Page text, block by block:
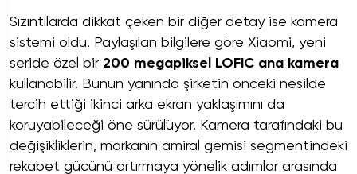
Sızıntılarda dikkat çeken bir diğer detay ise kamera
sistemi oldu. Paylaşılan bilgilere göre Xiaomi, yeni
seride özel bir 200 megapiksel LOFIC ana kamera
kullanabilir. Bunun yanında şirketin önceki nesilde
tercih ettiği ikinci arka ekran yaklaşımını da
koruyabileceği öne sürülüyor. Kamera tarafındaki bu
değişikliklerin, markanın amiral gemisi segmentindeki
rekabet gücünü artırmaya yönelik adımlar arasında